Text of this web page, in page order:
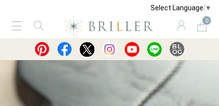
Select Language ▼
0
サービス ショッピングガイド 買取